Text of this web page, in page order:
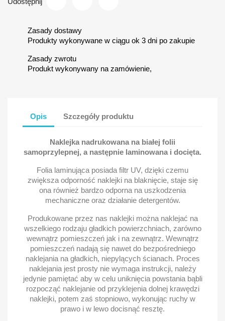
Zasady dostawy
Produkty wykonywane w ciągu ok 3 dni po zakupie
Zasady zwrotu
Produkt wykonywany na zamówienie,
Opis Szczegóły produktu
Naklejka nadrukowana na białej folii
samoprzylepnej, a następnie laminowana i docięta.
Folia laminująca posiada filtr UV, dzięki czemu
zwiększa odporność naklejki na blaknięcie, staje się
ona również bardzo odporna na uszkodzenia
mechaniczne oraz działanie detergentów.
Produkowane przez nas naklejki można naklejać na
wszelkiego rodzaju gładkich powierzchniach, zarówno
wewnątrz pomieszczeń jak i na zewnątrz. Wewnątrz
pomieszczeń nadają się nawet do bezpośredniego
naklejania na gładkich, niepylących ścianach. Proces
naklejania jest prosty nie wymaga instrukcji, należy
jedynie pamiętać aby w celu uniknięcia powstania bąbli
rozpocząć naklejanie od przyklejenia dolnej krawędzi
naklejki, potem zaś stopniowo, wykonując ruchy w
prawo i w lewo docisnąć resztę.